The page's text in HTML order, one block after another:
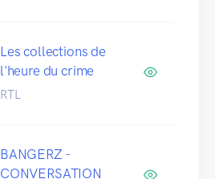
Les collections de
l'heure du crime
RTL
BANGERZ -
CONVERSATION